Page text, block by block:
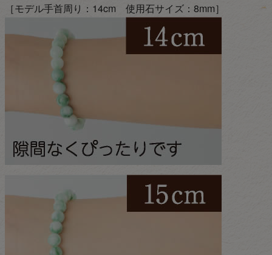
［モデル手首周り：14cm 使用石サイズ：8mm］